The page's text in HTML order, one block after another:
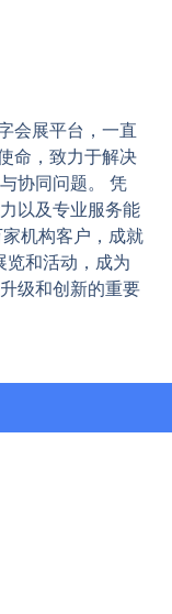
会展平台，一直
命，致力于解决
协同问题。 凭
以及专业服务能
机构客户，成就
览和活动，成为
级和创新的重要